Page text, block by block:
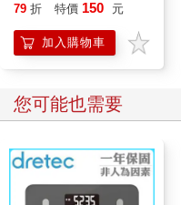
79 折 特價 150 元
加入購物車
您可能也需要